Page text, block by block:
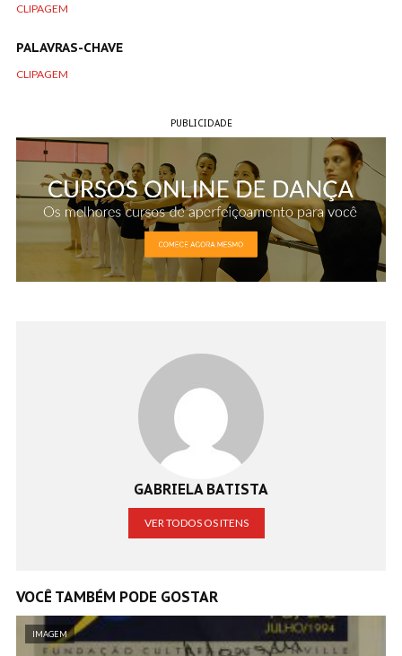
CLIPAGEM
PALAVRAS-CHAVE
CLIPAGEM
PUBLICIDADE
GABRIELA BATISTA
VER TODOS OS ITENS
VOCÊ TAMBÉM PODE GOSTAR
IMAGEM